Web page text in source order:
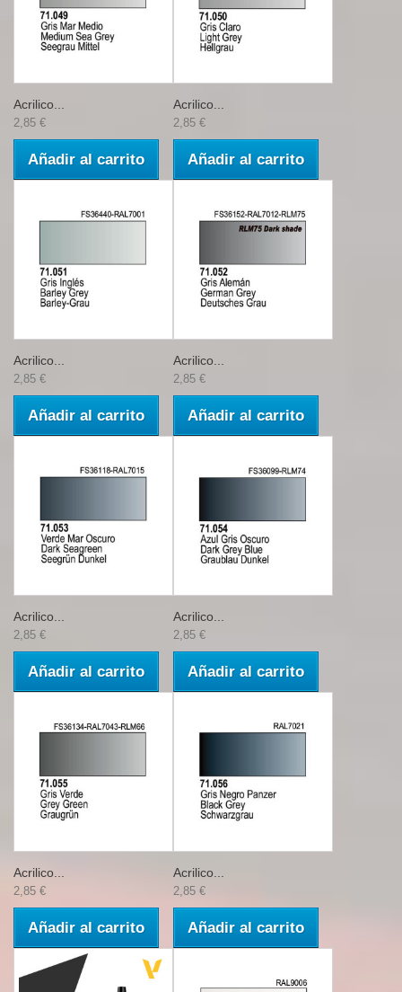
Acrilico...
2,85 €
Añadir al carrito
Acrilico...
2,85 €
Añadir al carrito
Acrilico...
2,85 €
Añadir al carrito
Acrilico...
2,85 €
Añadir al carrito
Acrilico...
2,85 €
Añadir al carrito
Acrilico...
2,85 €
Añadir al carrito
Acrilico...
2,85 €
Añadir al carrito
Acrilico...
2,85 €
Añadir al carrito